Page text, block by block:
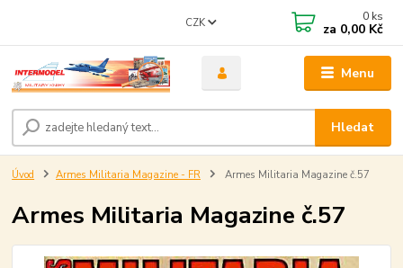
Menu
CZK
Hledat
0 ks
za 0,00 Kč
Úvod Armes Militaria Magazine - FR Armes Militaria Magazine č.57
Armes Militaria Magazine č.57